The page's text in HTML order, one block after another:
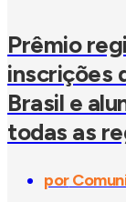
Prêmio
inscrições
Brasil e
todas as
por